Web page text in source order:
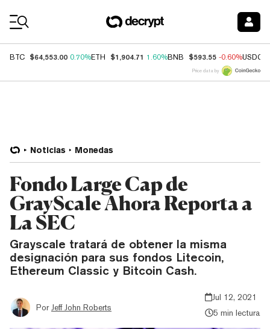
BTC $64,553.00 0.70%ETH $1,904.71 1.60%BNB $593.55 -0.60%USDC
Price data by
Noticias Monedas
Fondo Large Cap de
GrayScale Ahora Reporta a
La SEC
Grayscale tratará de obtener la misma
designación para sus fondos Litecoin,
Ethereum Classic y Bitcoin Cash.
Por Jeff John Roberts
Jul 12, 2021
5 min lectura